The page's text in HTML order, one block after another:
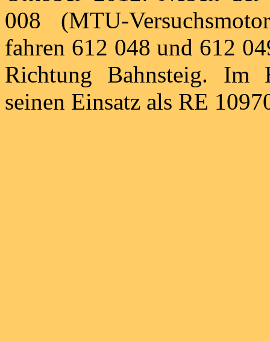
008 (MTU-
fahren 612 048 und 612
Richtung Bahnsteig.
seinen Einsatz als RE